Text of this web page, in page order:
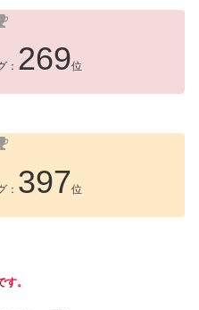
： 269位
： 397位
。